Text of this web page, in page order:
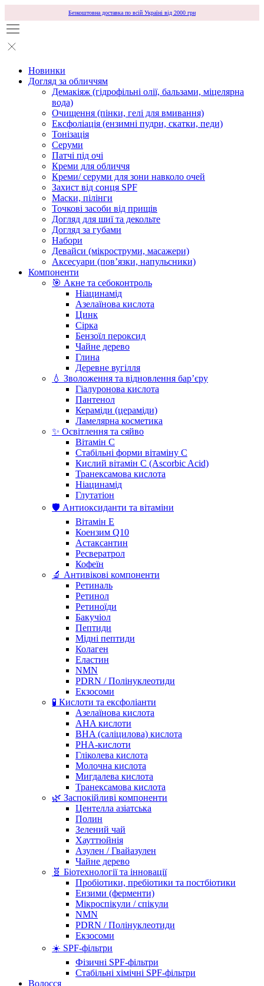
Безкоштовна доставка по всій Україні від 2000 грн
Новинки
Догляд за обличчям
Демакіяж (гідрофільні олії, бальзами, міцелярна
вода)
Очищення (пінки, гелі для вмивання)
Ексфоліація (ензимні пудри, скатки, педи)
Тонізація
Серуми
Патчі під очі
Креми для обличчя
Креми/ серуми для зони навколо очей
Захист від сонця SPF
Маски, пілінги
Точкові засоби від прищів
Догляд для шиї та декольте
Догляд за губами
Набори
Девайси (мікроструми, масажери)
Аксесуари (повʼязки, напульсники)
Компоненти
🎯 Акне та себоконтроль
Ніацинамід
Азелаїнова кислота
Цинк
Сірка
Бензоїл пероксид
Чайне дерево
Глина
Деревне вугілля
💧 Зволоження та відновлення бар’єру
Гіалуронова кислота
Пантенол
Кераміди (цераміди)
Ламелярна косметика
✨ Освітлення та сяйво
Вітамін С
Стабільні форми вітаміну С
Кислий вітамін С (Ascorbic Acid)
Транексамова кислота
Ніацинамід
Глутатіон
🛡️ Антиоксиданти та вітаміни
Вітамін Е
Коензим Q10
Астаксантин
Ресвератрол
Кофеїн
🔬 Антивікові компоненти
Ретиналь
Ретинол
Ретиноїди
Бакучіол
Пептиди
Мідні пептиди
Колаген
Еластин
NMN
PDRN / Полінуклеотиди
Екзосоми
🧪 Кислоти та ексфоліанти
Азелаїнова кислота
AHA кислоти
BHA (саліцилова) кислота
PHA-кислоти
Гліколева кислота
Молочна кислота
Мигдалева кислота
Транексамова кислота
🌿 Заспокійливі компоненти
Центелла азіатська
Полин
Зелений чай
Хауттюйнія
Азулен / Гвайазулен
Чайне дерево
🧬 Біотехнології та інновації
Пробіотики, пребіотики та постбіотики
Ензими (ферменти)
Мікроспікули / спікули
NMN
PDRN / Полінуклеотиди
Екзосоми
☀️ SPF-фільтри
Фізичні SPF-фільтри
Стабільні хімічні SPF-фільтри
Волосся